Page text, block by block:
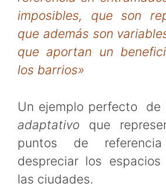
imposibles, que son
que además son
que aportan un
los barrios»
Un ejemplo perfecto de
adaptativo que
puntos de
despreciar los
las ciudades.